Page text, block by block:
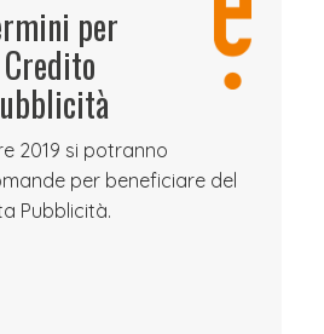
per
2019 si potranno
per beneficiare del
Pubblicità.